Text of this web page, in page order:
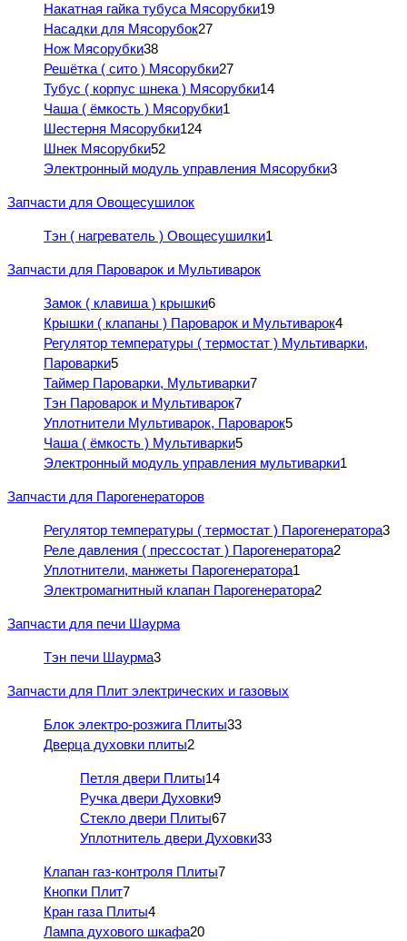
Накатная гайка тубуса Мясорубки19
Насадки для Мясорубок27
Нож Мясорубки38
Решётка ( сито ) Мясорубки27
Тубус ( корпус шнека ) Мясорубки14
Чаша ( ёмкость ) Мясорубки1
Шестерня Мясорубки124
Шнек Мясорубки52
Электронный модуль управления Мясорубки3
Запчасти для Овощесушилок
Тэн ( нагреватель ) Овощесушилки1
Запчасти для Пароварок и Мультиварок
Замок ( клавиша ) крышки6
Крышки ( клапаны ) Пароварок и Мультиварок4
Регулятор температуры ( термостат ) Мультиварки,
Пароварки5
Таймер Пароварки, Мультиварки7
Тэн Пароварок и Мультиварок7
Уплотнители Мультиварок, Пароварок5
Чаша ( ёмкость ) Мультиварки5
Электронный модуль управления мультиварки1
Запчасти для Парогенераторов
Регулятор температуры ( термостат ) Парогенератора3
Реле давления ( прессостат ) Парогенератора2
Уплотнители, манжеты Парогенератора1
Электромагнитный клапан Парогенератора2
Запчасти для печи Шаурма
Тэн печи Шаурма3
Запчасти для Плит электрических и газовых
Блок электро-розжига Плиты33
Дверца духовки плиты2
Петля двери Плиты14
Ручка двери Духовки9
Стекло двери Плиты67
Уплотнитель двери Духовки33
Клапан газ-контроля Плиты7
Кнопки Плит7
Кран газа Плиты4
Лампа духового шкафа20